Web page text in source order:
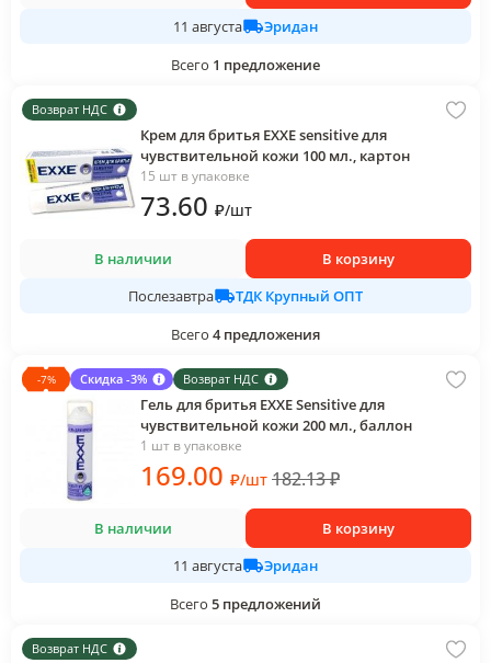
11 августа
Эридан
Всего 1 предложение
Возврат НДС
Крем для бритья EXXE sensitive для
чувствительной кожи 100 мл., картон
15 шт в упаковке
73.60 ₽/шт
В наличии
В корзину
Послезавтра
ТДК Крупный ОПТ
Всего 4 предложения
-7% Скидка -3% Возврат НДС
Гель для бритья EXXE Sensitive для
чувствительной кожи 200 мл., баллон
1 шт в упаковке
169.00 ₽/шт 182.13₽
В наличии
В корзину
11 августа
Эридан
Всего 5 предложений
Возврат НДС